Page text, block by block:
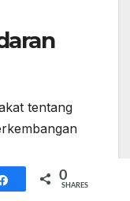
tentang
Share 0
SHARES